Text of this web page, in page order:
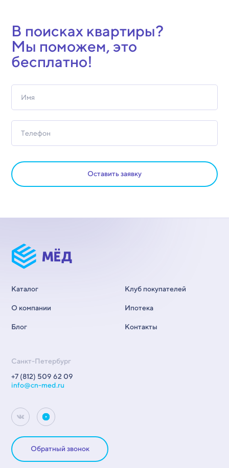
В поисках квартиры?
Мы поможем, это
бесплатно!
Оставить заявку
Каталог
О компании
Блог
Клуб покупателей
Ипотека
Контакты
Санкт-Петербург
+7 (812) 509 62 09
info@cn-med.ru
Обратный звонок